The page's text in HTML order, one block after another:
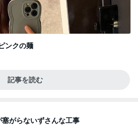
ンクの麺
記事を読む
塞がらないずさんな工事